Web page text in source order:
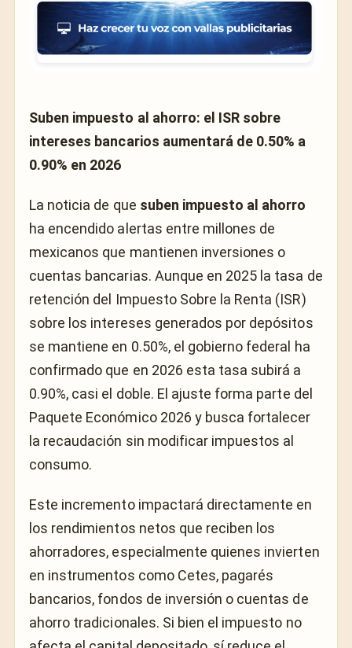
Suben impuesto al ahorro: el ISR sobre
intereses bancarios aumentará de 0.50% a
0.90% en 2026
La noticia de que suben impuesto al ahorro
ha encendido alertas entre millones de
mexicanos que mantienen inversiones o
cuentas bancarias. Aunque en 2025 la tasa de
retención del Impuesto Sobre la Renta (ISR)
sobre los intereses generados por depósitos
se mantiene en 0.50%, el gobierno federal ha
confirmado que en 2026 esta tasa subirá a
0.90%, casi el doble. El ajuste forma parte del
Paquete Económico 2026 y busca fortalecer
la recaudación sin modificar impuestos al
consumo.
Este incremento impactará directamente en
los rendimientos netos que reciben los
ahorradores, especialmente quienes invierten
en instrumentos como Cetes, pagarés
bancarios, fondos de inversión o cuentas de
ahorro tradicionales. Si bien el impuesto no